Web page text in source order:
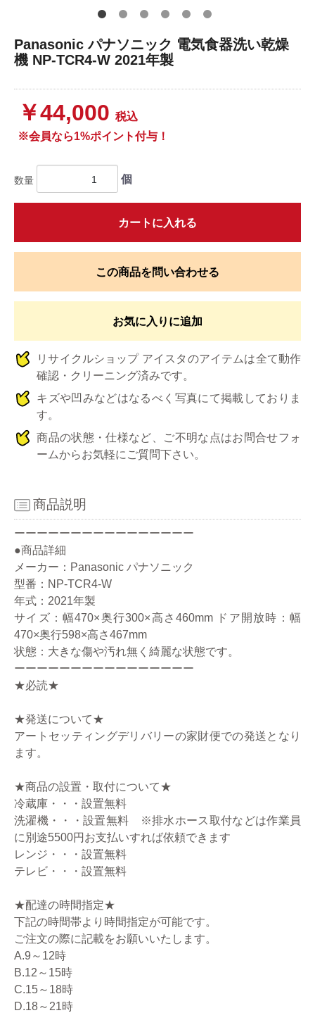
Panasonic パナソニック 電気食器洗い乾燥
機 NP-TCR4-W 2021年製
￥44,000 税込
※会員なら1%ポイント付与！
数量 個
カートに入れる
この商品を問い合わせる
お気に入りに追加
リサイクルショップ アイスタのアイテムは全て動作
確認・クリーニング済みです。
キズや凹みなどはなるべく写真にて掲載しておりま
す。
商品の状態・仕様など、ご不明な点はお問合せフォ
ームからお気軽にご質問下さい。
商品説明
ーーーーーーーーーーーーーーーー
●商品詳細
メーカー：Panasonic パナソニック
型番：NP-TCR4-W
年式：2021年製
サイズ：幅470×奥行300×高さ460mm ドア開放時：幅
470×奥行598×高さ467mm
状態：大きな傷や汚れ無く綺麗な状態です。
ーーーーーーーーーーーーーーーー
★必読★
★発送について★
アートセッティングデリバリーの家財便での発送となり
ます。
★商品の設置・取付について★
冷蔵庫・・・設置無料
洗濯機・・・設置無料 ※排水ホース取付などは作業員
に別途5500円お支払いすれば依頼できます
レンジ・・・設置無料
テレビ・・・設置無料
★配達の時間指定★
下記の時間帯より時間指定が可能です。
ご注文の際に記載をお願いいたします。
A.9～12時
B.12～15時
C.15～18時
D.18～21時